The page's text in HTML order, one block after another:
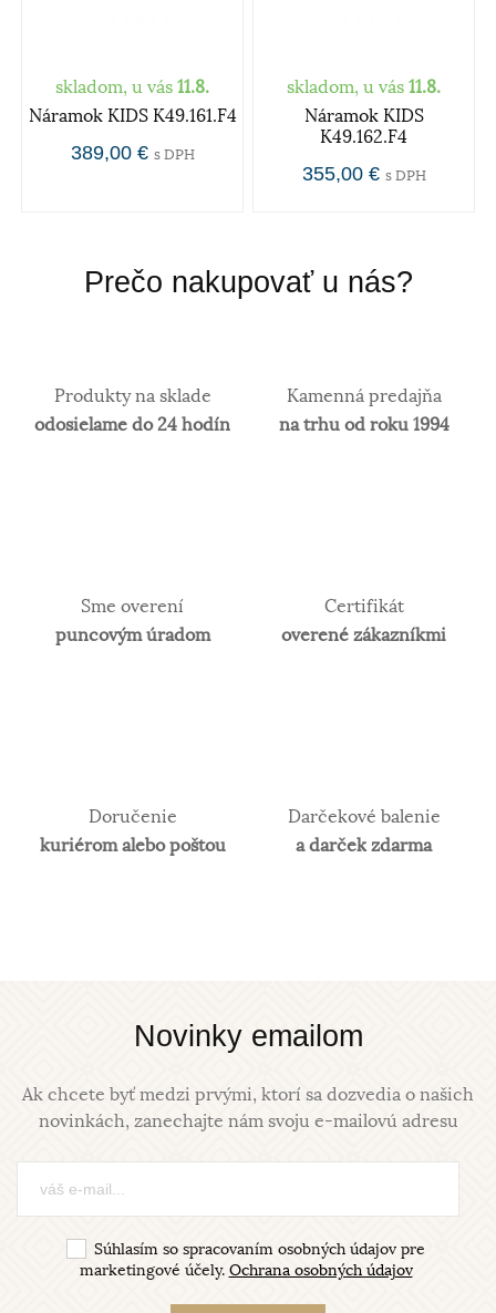
skladom, u vás 11.8.
Náramok KIDS K49.161.F4
389,00 € s DPH
skladom, u vás 11.8.
Náramok KIDS
K49.162.F4
355,00 € s DPH
Prečo nakupovať u nás?
Produkty na sklade
odosielame do 24 hodín
Kamenná predajňa
na trhu od roku 1994
Sme overení
puncovým úradom
Certifikát
overené zákazníkmi
Doručenie
kuriérom alebo poštou
Darčekové balenie
a darček zdarma
Novinky emailom
Ak chcete byť medzi prvými, ktorí sa dozvedia o našich
novinkách, zanechajte nám svoju e-mailovú adresu
Súhlasím so spracovaním osobných údajov pre
marketingové účely. Ochrana osobných údajov